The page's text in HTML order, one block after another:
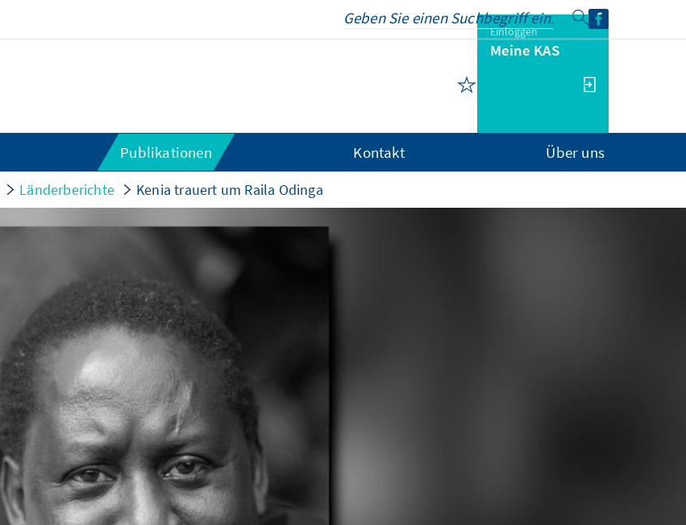
Einloggen
Meine KAS
Publikationen Kontakt Über uns
Länderberichte Kenia trauert um Raila Odinga